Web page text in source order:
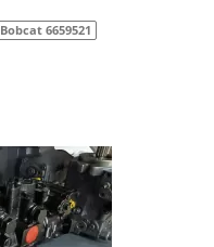
Bobcat 6659521